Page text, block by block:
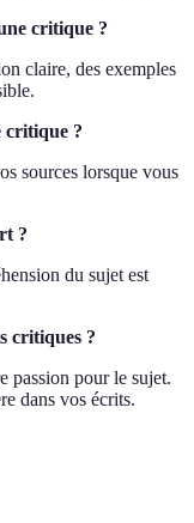
critique ?
claire, des exemples
critique ?
sources lorsque vous
?
du sujet est
critiques ?
passion pour le sujet.
dans vos écrits.